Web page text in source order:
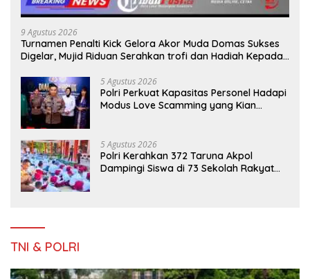
9 Agustus 2026
Turnamen Penalti Kick Gelora Akor Muda Domas Sukses
Digelar, Mujid Riduan Serahkan trofi dan Hadiah Kepada
5 Agustus 2026
Polri Perkuat Kapasitas Personel Hadapi
Modus Love Scamming yang Kian
5 Agustus 2026
Polri Kerahkan 372 Taruna Akpol
Dampingi Siswa di 73 Sekolah Rakyat
TNI & POLRI